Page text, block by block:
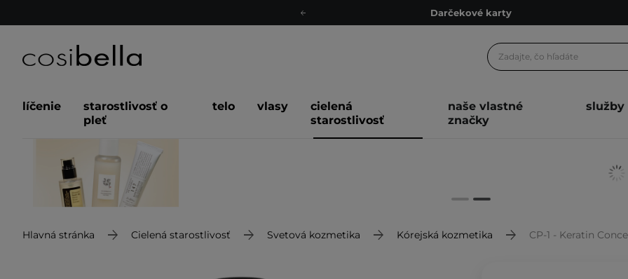
Darčekové karty
Odmeňovací program
Darčekové karty
líčenie
starostlivosť o
pleť
telo vlasy
cielená
starostlivosť
naše vlastné
značky
služby
Hlavná stránka Cielená starostlivosť Svetová kozmetika Kórejská kozmetika CP-1 - Keratin